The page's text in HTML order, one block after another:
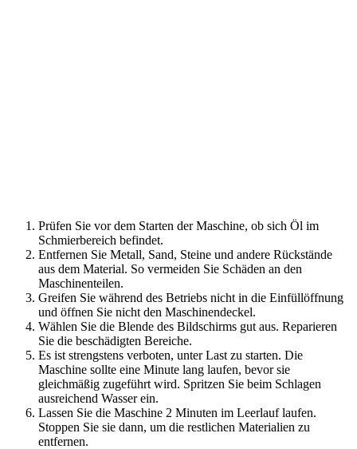
Prüfen Sie vor dem Starten der Maschine, ob sich Öl im
Schmierbereich befindet.
Entfernen Sie Metall, Sand, Steine und andere Rückstände
aus dem Material. So vermeiden Sie Schäden an den
Maschinenteilen.
Greifen Sie während des Betriebs nicht in die Einfüllöffnung
und öffnen Sie nicht den Maschinendeckel.
Wählen Sie die Blende des Bildschirms gut aus. Reparieren
Sie die beschädigten Bereiche.
Es ist strengstens verboten, unter Last zu starten. Die
Maschine sollte eine Minute lang laufen, bevor sie
gleichmäßig zugeführt wird. Spritzen Sie beim Schlagen
ausreichend Wasser ein.
Lassen Sie die Maschine 2 Minuten im Leerlauf laufen.
Stoppen Sie sie dann, um die restlichen Materialien zu
entfernen.